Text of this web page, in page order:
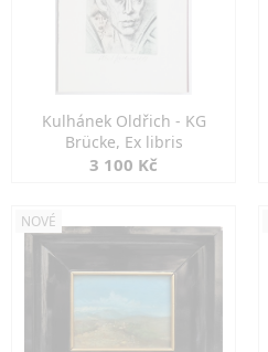
Kulhánek Oldřich - KG
Brücke, Ex libris
3 100 Kč
NOVÉ